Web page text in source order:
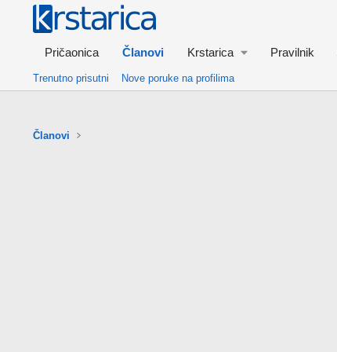
Pričaonica Članovi Krstarica Pravilnik
Trenutno prisutni Nove poruke na profilima
Članovi